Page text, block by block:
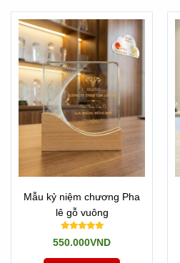
Mẫu kỷ niệm chương Pha
lê gỗ vuông
550.000VND